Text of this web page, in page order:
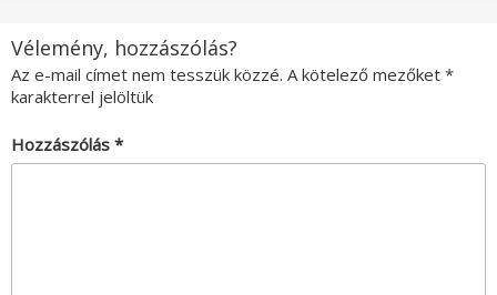
Vélemény, hozzászólás?
Az e-mail címet nem tesszük közzé. A kötelező mezőket *
karakterrel jelöltük
Hozzászólás *